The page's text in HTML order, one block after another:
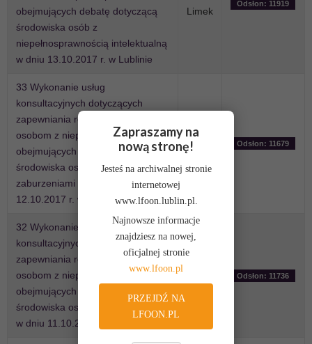
obejmujących debatę dotyczącą
środowiska osób z
niepełnosprawnością intelektualną
w dniu 13.10.2017 r. w Lublinie
Limek
Odsłon: 11919
33 Wykonanie usług
konsultacyjnych dotyczących
zapewniania równych szans
osobom z niepełnosprawnościami
obejmujących debatę dotyczącą
środowiska osób z całościowymi
zaburzeniami rozwoju w dniu
12.10.2017 r. w Lublinie
Paweł
Limek
Odsłon: 11679
32 Wykonanie usług
konsultacyjnych dotyczących
zapewniania równych szans
osobom z niepełnosprawnościami
obejmujących debatę dotyczącą
środowiska osób słabosłyszących
w dniu 11.10.2017 r. w Lublinie
Limek
Odsłon: 11736
Zapraszamy na
nową stronę!
Jesteś na archiwalnej stronie
internetowej
www.lfoon.lublin.pl.
Najnowsze informacje
znajdziesz na nowej,
oficjalnej stronie
www.lfoon.pl
PRZEJDŹ NA
LFOON.PL